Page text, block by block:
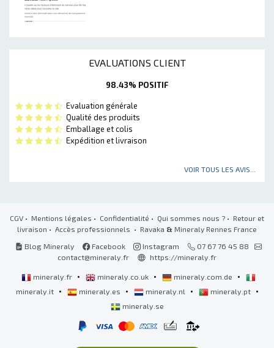
EVALUATIONS CLIENT
98.43% POSITIF
Evaluation générale
Qualité des produits
Emballage et colis
Expédition et livraison
VOIR TOUS LES AVIS...
CGV • Mentions légales • Confidentialité • Qui sommes nous ? • Retour et
livraison • Accès professionnels • Ravaka & Mineraly Rennes France
Blog Mineraly
Facebook Instagram
07 67 76 45 88
contact@mineraly.fr
https://mineraly.fr
mineraly.fr • mineraly.co.uk • mineraly.com.de •
mineraly.it • mineraly.es • mineraly.nl • mineraly.pt •
mineraly.se